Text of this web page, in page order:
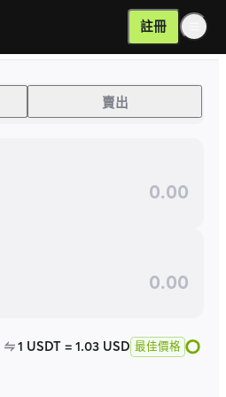
註冊
賣出
1 USDT = 1.03 USD 最佳價格
密貨幣 | 比特幣、以太坊等 |